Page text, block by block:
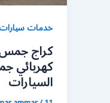
خدمات
كهربائي
السيارات